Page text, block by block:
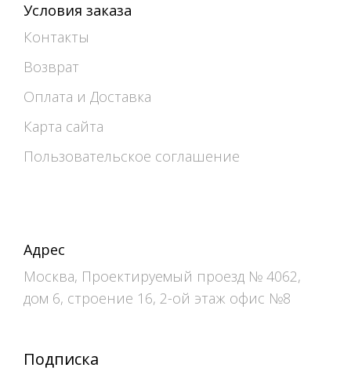
Условия заказа
Контакты
Возврат
Оплата и Доставка
Карта сайта
Пользовательское соглашение
Адрес
Москва, Проектируемый проезд № 4062,
дом 6, строение 16, 2-ой этаж офис №8
Подписка